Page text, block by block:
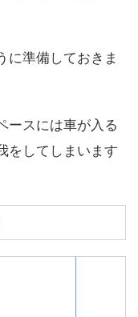
に準備しておきま
ースには車が入る
をしてしまいます